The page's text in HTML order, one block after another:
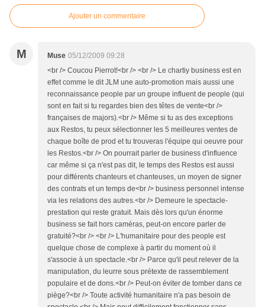
Ajouter un commentaire
M Muse 05/12/2009 09:28
<br /> Coucou Pierrot!<br /> <br /> Le chartiy business est en
effet comme le dit JLM une auto-promotion mais aussi une
reconnaissance people par un groupe influent de people (qui
sont en fait si tu regardes bien des têtes de vente<br />
françaises de majors).<br /> Même si tu as des exceptions
aux Restos, tu peux sélectionner les 5 meilleures ventes de
chaque boîte de prod et tu trouveras l'équipe qui oeuvre pour
les Restos.<br /> On pourrait parler de business d'influence
car même si ça n'est pas dit, le temps des Restos est aussi
pour différents chanteurs et chanteuses, un moyen de signer
des contrats et un temps de<br /> business personnel intense
via les relations des autres.<br /> Demeure le spectacle-
prestation qui reste gratuit. Mais dès lors qu'un énorme
business se fait hors caméras, peut-on encore parler de
gratuité?<br /> <br /> L'humanitaire pour des people est
quelque chose de complexe à partir du moment où il
s'associe à un spectacle.<br /> Parce qu'il peut relever de la
manipulation, du leurre sous prétexte de rassemblement
populaire et de dons.<br /> Peut-on éviter de tomber dans ce
piège?<br /> Toute activité humanitaire n'a pas besoin de